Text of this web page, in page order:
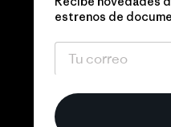
Politicas de
estrenos de